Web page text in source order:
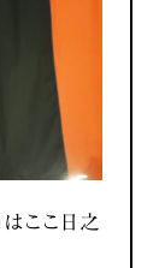
ここ日之